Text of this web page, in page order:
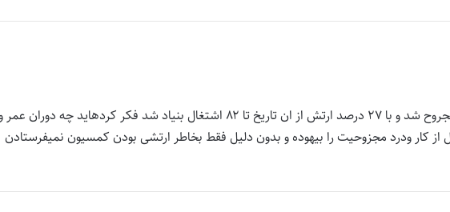
بسلام مسولین محترم جانبازیکه سال ۶۶ مجروح شد و با ۲۷ درصد ارتش از ان تاریخ تا ۸۲ اشتغال بنیاد شد فکر کردهاید چه دوران
از کار ودرد مجزوحیت را بیهوده و بدون دلیل فقط بخاطر ارتشی بودن کمسیون نمیفرستادن